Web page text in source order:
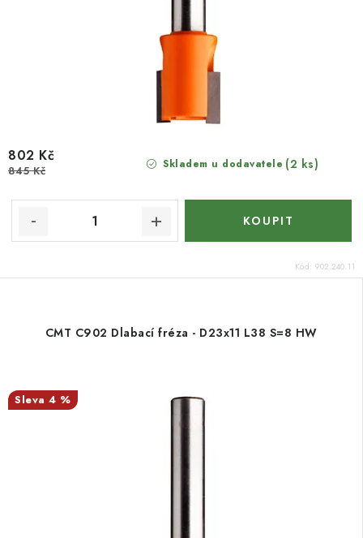
Skladem u dodavatele (2 ks)
802 Kč
845 Kč
Kód: 902.240.11
CMT C902 Dlabací fréza - D23x11 L38 S=8 HW
4 %